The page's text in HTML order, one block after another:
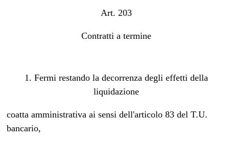
Art. 203
Contratti a termine
1. Fermi restando la decorrenza degli effetti della
liquidazione
coatta amministrativa ai sensi dell'articolo 83 del T.U.
bancario,